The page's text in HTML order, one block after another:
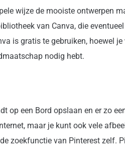
wijze de mooiste ontwerpen
van Canva, die
is gratis te gebruiken, hoewel je
nodig hebt.
op een Bord opslaan en er zo
maar je kunt ook vele
zoekfunctie van Pinterest zelf.